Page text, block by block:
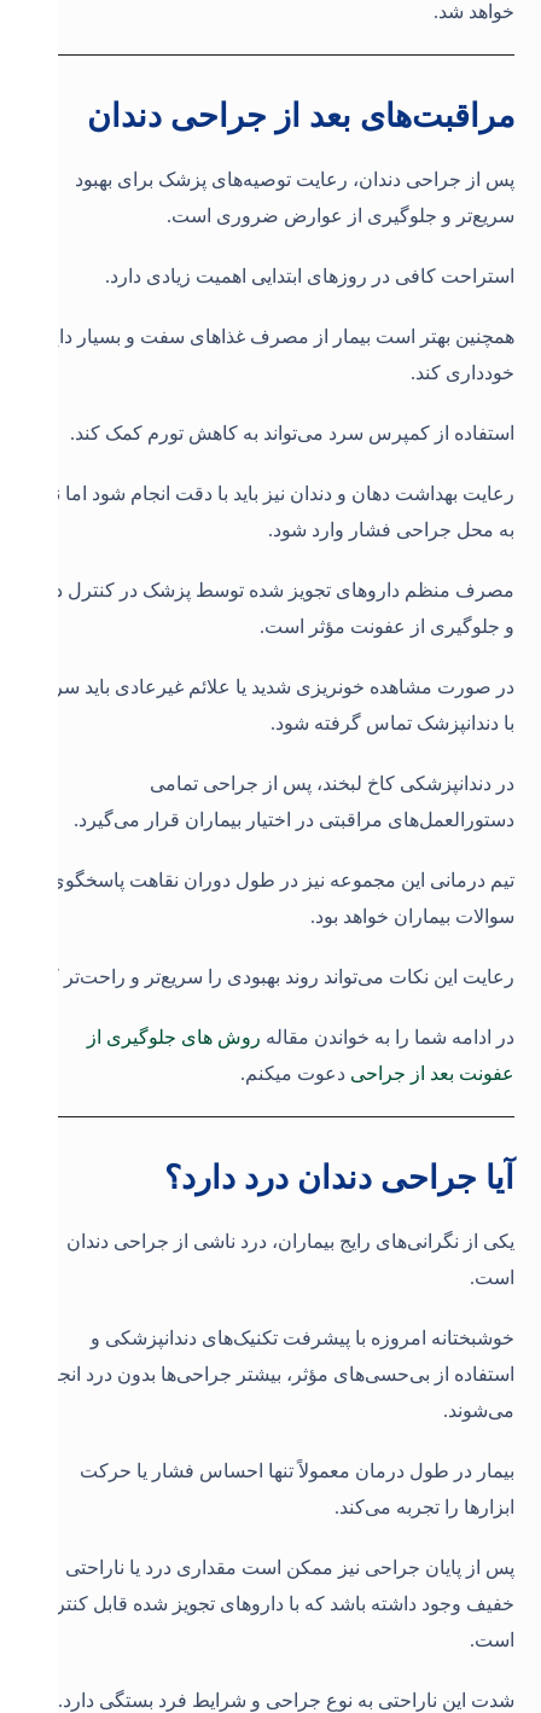
خواهد شد.
مراقبت‌های بعد از جراحی دندان
پس از جراحی دندان، رعایت توصیه‌های پزشک برای بهبود
سریع‌تر و جلوگیری از عوارض ضروری است.
استراحت کافی در روزهای ابتدایی اهمیت زیادی دارد.
همچنین بهتر است بیمار از مصرف غذاهای سفت و بسیار داغ
خودداری کند.
استفاده از کمپرس سرد می‌تواند به کاهش تورم کمک کند.
رعایت بهداشت دهان و دندان نیز باید با دقت انجام شود اما نباید
به محل جراحی فشار وارد شود.
مصرف منظم داروهای تجویز شده توسط پزشک در کنترل درد
و جلوگیری از عفونت مؤثر است.
در صورت مشاهده خونریزی شدید یا علائم غیرعادی باید سریعاً
با دندانپزشک تماس گرفته شود.
در دندانپزشکی کاخ لبخند، پس از جراحی تمامی
دستورالعمل‌های مراقبتی در اختیار بیماران قرار می‌گیرد.
تیم درمانی این مجموعه نیز در طول دوران نقاهت پاسخگوی
سوالات بیماران خواهد بود.
رعایت این نکات می‌تواند روند بهبودی را سریع‌تر و راحت‌تر کند.
در ادامه شما را به خواندن مقاله روش های جلوگیری از
عفونت بعد از جراحی دعوت میکنم.
آیا جراحی دندان درد دارد؟
یکی از نگرانی‌های رایج بیماران، درد ناشی از جراحی دندان
است.
خوشبختانه امروزه با پیشرفت تکنیک‌های دندانپزشکی و
استفاده از بی‌حسی‌های مؤثر، بیشتر جراحی‌ها بدون درد انجام
می‌شوند.
بیمار در طول درمان معمولاً تنها احساس فشار یا حرکت
ابزارها را تجربه می‌کند.
پس از پایان جراحی نیز ممکن است مقداری درد یا ناراحتی
خفیف وجود داشته باشد که با داروهای تجویز شده قابل کنترل
است.
شدت این ناراحتی به نوع جراحی و شرایط فرد بستگی دارد.